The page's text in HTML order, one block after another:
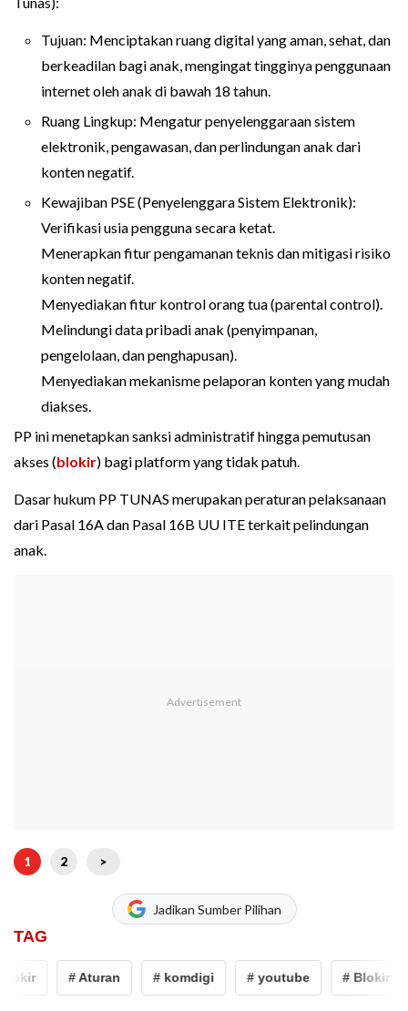
Tujuan: Menciptakan ruang digital yang aman, sehat, dan
berkeadilan bagi anak, mengingat tingginya penggunaan
internet oleh anak di bawah 18 tahun.
Ruang Lingkup: Mengatur penyelenggaraan sistem
elektronik, pengawasan, dan perlindungan anak dari
konten negatif.
Kewajiban PSE (Penyelenggara Sistem Elektronik):
Verifikasi usia pengguna secara ketat.
Menerapkan fitur pengamanan teknis dan mitigasi risiko
konten negatif.
Menyediakan fitur kontrol orang tua (parental control).
Melindungi data pribadi anak (penyimpanan,
pengelolaan, dan penghapusan).
Menyediakan mekanisme pelaporan konten yang mudah
diakses.
PP ini menetapkan sanksi administratif hingga pemutusan
akses (blokir) bagi platform yang tidak patuh.
Dasar hukum PP TUNAS merupakan peraturan pelaksanaan
dari Pasal 16A dan Pasal 16B UU ITE terkait pelindungan
anak.
1 2 >
Jadikan Sumber Pilihan
TAG
# Aturan # komdigi # youtube # Blokir